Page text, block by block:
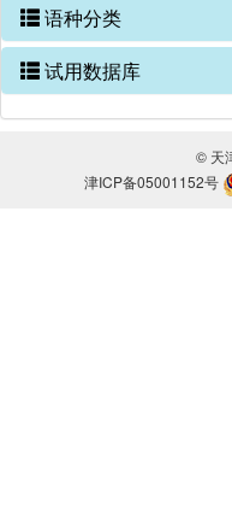
语种分类
试用数据库
© 天
津ICP备05001152号